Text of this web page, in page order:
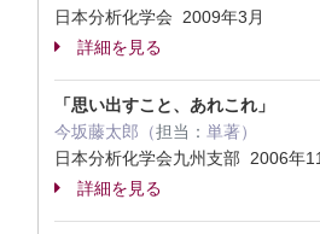
日本分析化学会 2009年3月
詳細を見る
「思い出すこと、あれこれ」
今坂藤太郎（担当： 単著）
日本分析化学会九州支部 2006年
詳細を見る